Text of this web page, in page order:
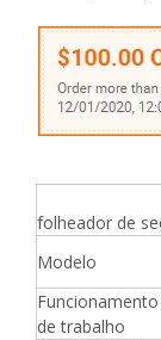
Tubo
folheador de
Modelo
de trabalho